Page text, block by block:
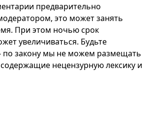
предварительно
это может занять
При этом ночью срок
увеличиваться. Будьте
по закону мы не можем размещать
нецензурную лексику и